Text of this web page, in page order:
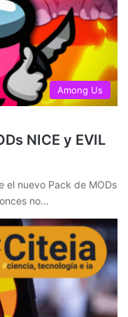
Among Us
NICE y EVIL
el nuevo Pack de MODs
no…